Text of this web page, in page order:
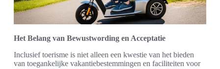
Het Belang van Bewustwording en Acceptatie
Inclusief toerisme is niet alleen een kwestie van het bieden
van toegankelijke vakantiebestemmingen en faciliteiten voor